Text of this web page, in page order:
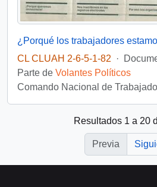
¿Porqué los trabajadores
CL CLUAH 2-6-5-1-82
·
Parte de Volantes Políticos
Comando Nacional de
Resultados 1 a 20
Previa